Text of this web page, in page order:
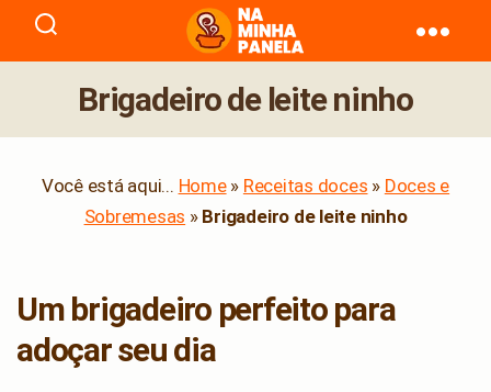
naminhapanela.com
Brigadeiro de leite ninho
Você está aqui... Home» Receitas doces » Doces e
Sobremesas » Brigadeiro de leite ninho
Um brigadeiro perfeito para
adoçar seu dia